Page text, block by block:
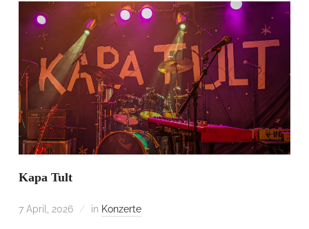
Kapa Tult
7 April, 2026 in Konzerte